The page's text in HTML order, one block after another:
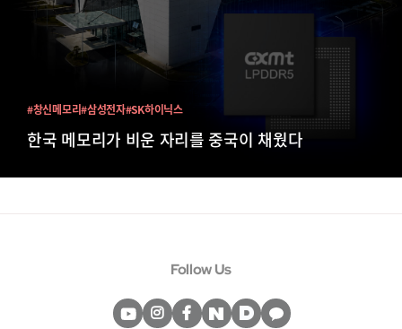
한국 메모리가 비운 자리를 중국이 채웠다
#창신메모리#삼성전자#SK하이닉스
Follow Us